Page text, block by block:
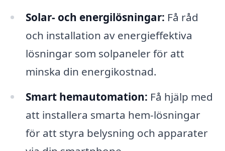
Solar- och energilösningar: Få råd
och installation av energieffektiva
lösningar som solpaneler för att
minska din energikostnad.
Smart hemautomation: Få hjälp med
att installera smarta hem-lösningar
för att styra belysning och apparater